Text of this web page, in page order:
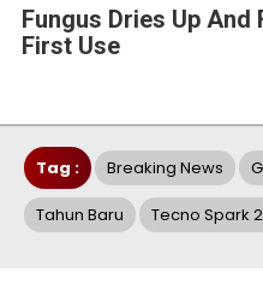
Fungus Dries Up
First Use
Tag : Breaking News
Tahun Baru Tecno Spark